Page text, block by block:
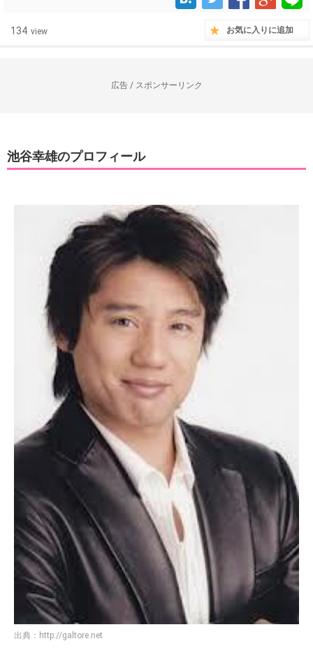
134 view お気に入りに追加
広告 / スポンサーリンク
池谷幸雄のプロフィール
出典： http://galtore.net